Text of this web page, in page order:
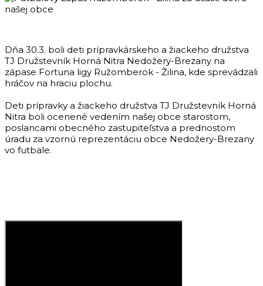
Dňa 30.3. boli deti prípravkárskeho a žiackeho družstva
TJ Družstevník Horná Nitra Nedožery-Brezany na
zápase Fortuna ligy Ružomberok - Žilina, kde sprevádzali
hráčov na hraciu plochu.
Deti prípravky a žiackeho družstva TJ Družstevník Horná
Nitra boli ocenené vedením našej obce starostom,
poslancami obecného zastupiteľstva a prednostom
úradu za vzornú reprezentáciu obce Nedožery-Brezany
vo futbale.